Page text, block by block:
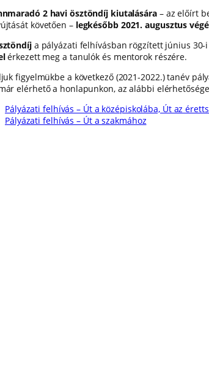
2 havi ösztöndíj kiutalására– az előírt
követően – legkésőbb 2021. augusztus
a pályázati felhívásban rögzített június 30-i
érkezett meg a tanulók és mentorok részére.
figyelmükbe a következő (2021-2022.) tanév
elérhető a honlapunkon, az alábbi
Pályázati felhívás – Út a középiskolába, Út az
Pályázati felhívás – Út a szakmához